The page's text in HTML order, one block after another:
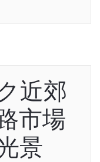
近郊
市場
景